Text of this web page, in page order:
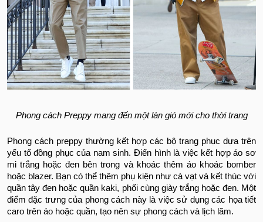
Phong cách Preppy mang đến một làn gió mới cho thời trang
Phong cách preppy thường kết hợp các bộ trang phục dựa trên
yếu tố đồng phục của nam sinh. Điển hình là việc kết hợp áo sơ
mi trắng hoặc đen bên trong và khoác thêm áo khoác bomber
hoặc blazer. Bạn có thể thêm phụ kiện như cà vạt và kết thúc với
quần tây đen hoặc quần kaki, phối cùng giày trắng hoặc đen. Một
điểm đặc trưng của phong cách này là việc sử dụng các họa tiết
caro trên áo hoặc quần, tạo nên sự phong cách và lịch lãm.